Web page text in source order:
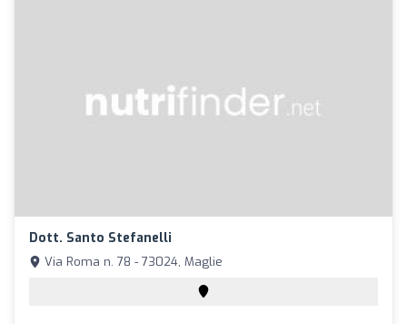
Dott. Santo Stefanelli
Via Roma n. 78 - 73024, Maglie